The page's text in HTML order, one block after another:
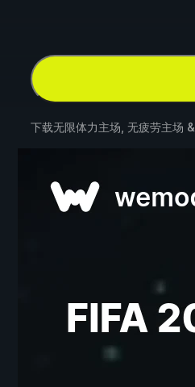
下载无限体力主场, 无疲劳主场 &